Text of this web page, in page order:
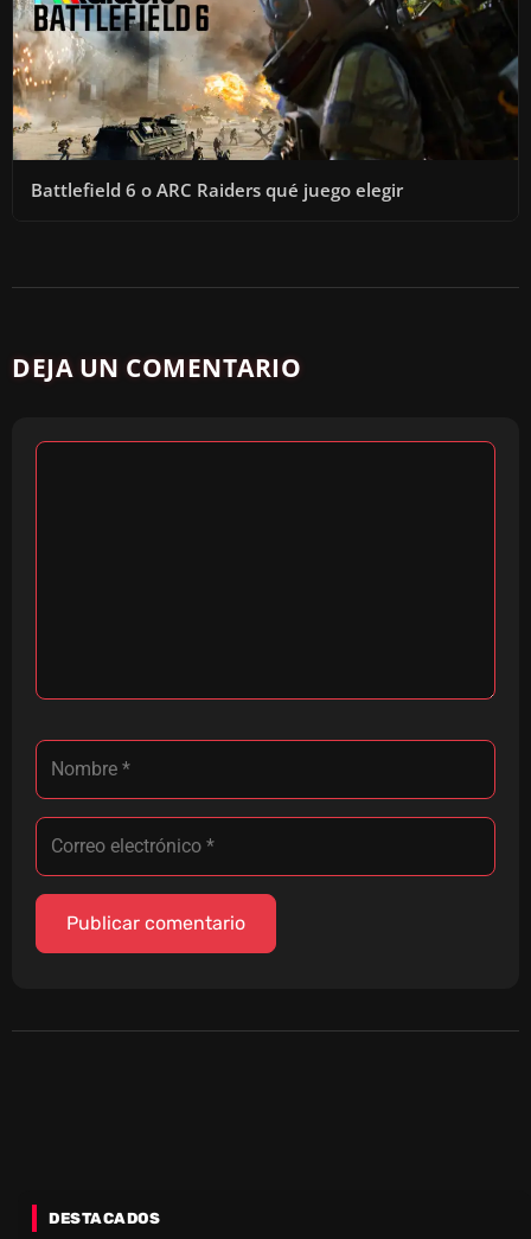
Battlefield 6 o ARC Raiders qué juego elegir
DEJA UN COMENTARIO
DESTACADOS